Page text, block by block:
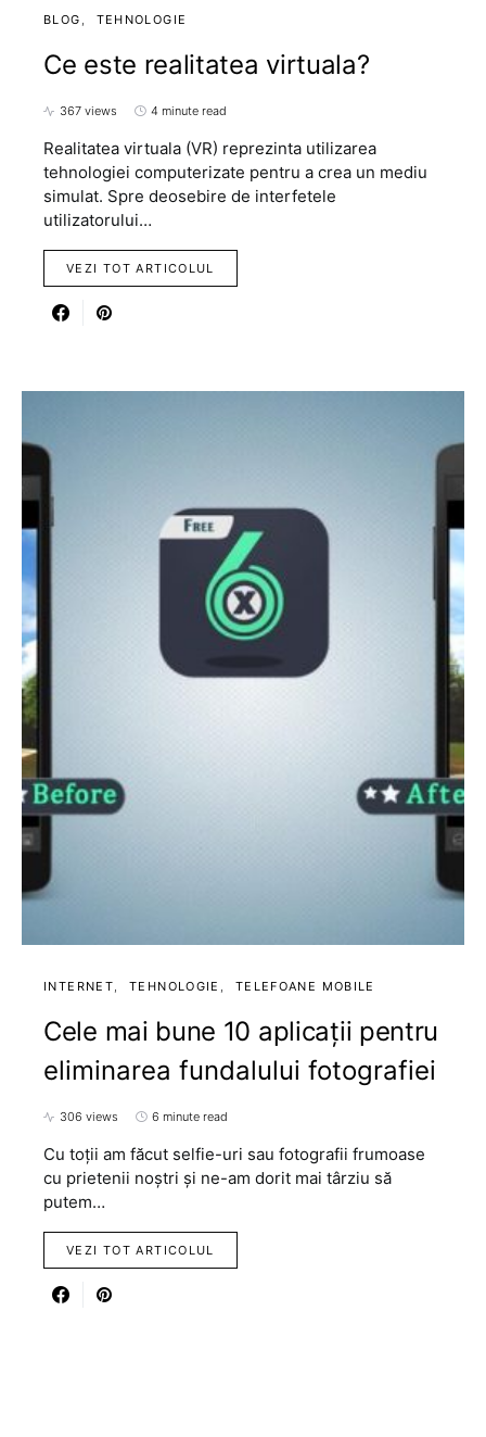
BLOG TEHNOLOGIE
Ce este realitatea virtuala?
367 views 4 minute read
Realitatea virtuala (VR) reprezinta utilizarea
tehnologiei computerizate pentru a crea un mediu
simulat. Spre deosebire de interfetele
utilizatorului…
VEZI TOT ARTICOLUL
INTERNET TEHNOLOGIE TELEFOANE MOBILE
Cele mai bune 10 aplicații pentru
eliminarea fundalului fotografiei
306 views 6 minute read
Cu toții am făcut selfie-uri sau fotografii frumoase
cu prietenii noștri și ne-am dorit mai târziu să
putem…
VEZI TOT ARTICOLUL